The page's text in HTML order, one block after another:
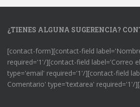
¿TIENES ALGUNA SUGERENCIA?
[contact-form][contact-field
required='1'/][contact-field label='Correo
type='email' required='1'/][contact-field
Comentario' type='textarea' required='1'/